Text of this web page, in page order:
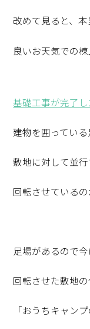
改めて見ると、本
良いお天気での
基礎工事が完了
建物を囲ってい
敷地に対して並行
回転させているの
足場があるので
回転させた敷地の
「おうちキャン